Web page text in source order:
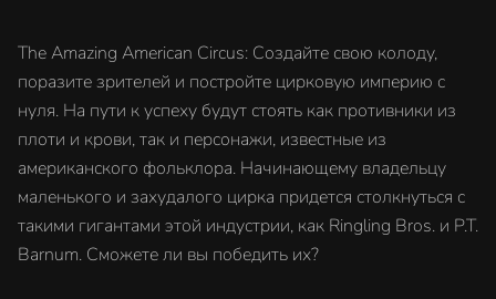
The Amazing American Circus: Создайте свою колоду,
поразите зрителей и постройте цирковую империю с
нуля. На пути к успеху будут стоять как противники из
плоти и крови, так и персонажи, известные из
американского фольклора. Начинающему владельцу
маленького и захудалого цирка придется столкнуться с
такими гигантами этой индустрии, как Ringling Bros. и P.T.
Barnum. Сможете ли вы победить их?